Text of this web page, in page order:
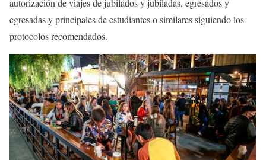
autorización de viajes de jubilados y jubiladas, egresados y
egresadas y principales de estudiantes o similares siguiendo los
protocolos recomendados.